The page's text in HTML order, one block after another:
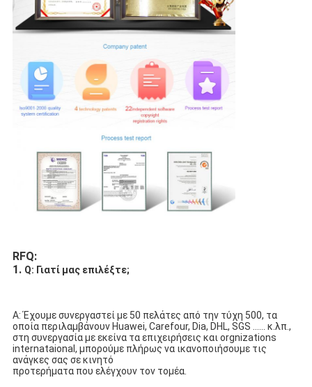
RFQ:
1. Q: Γιατί μας επιλέξτε;
Α: Έχουμε συνεργαστεί με 50 πελάτες από την τύχη 500, τα
οποία περιλαμβάνουν Huawei, Carefour, Dia, DHL, SGS ...... κ.λπ.,
στη συνεργασία με εκείνα τα επιχειρήσεις και orgnizations
internataional, μπορούμε πλήρως να ικανοποιήσουμε τις
ανάγκες σας σε κινητό
προτερήματα που ελέγχουν τον τομέα.